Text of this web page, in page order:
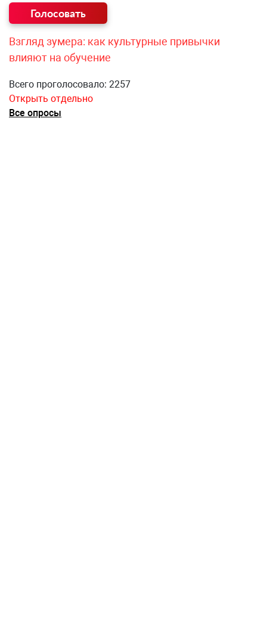
Взгляд зумера: как культурные привычки
влияют на обучение
Всего проголосовало: 2257
Открыть отдельно
Все опросы